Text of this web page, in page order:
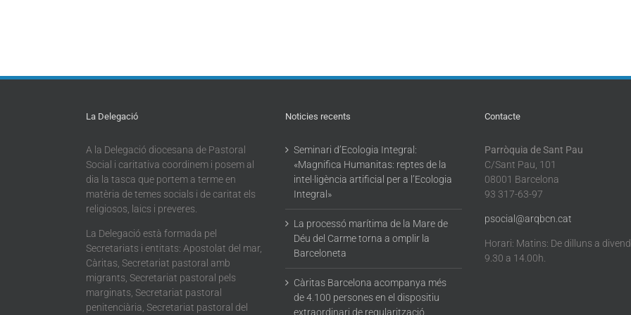
La Delegació
A la Delegació diocesana de Pastoral
Social i caritativa coordinem i posem al
dia la tasca que portem a terme en
matèria de temes socials i de caritat els
religiosos, laics i preveres.
La Delegació està formada pel
Secretariats i entitats: Apostolat del mar,
Càritas, Secretariat pastoral amb
migrants, Secretariat pastoral pels
marginats, Secretariat pastoral
penitenciària, Secretariat pastoral del
Noticies recents
Seminari d’Ecologia Integral:
«Magnifica Humanitas: reptes de la
intel·ligència artificial per a l’Ecologia
Integral»
La processó marítima de la Mare de
Déu del Carme torna a omplir la
Barceloneta
Càritas Barcelona acompanya més
de 4.100 persones en el dispositiu
extraordinari de regularització
Contacte
Parròquia de Sant Pau
C/Sant Pau, 101
08001 Barcelona
93 317-63-97
psocial@arqbcn.cat
Horari: Matins: De dilluns a
9.30 a 14.00h.